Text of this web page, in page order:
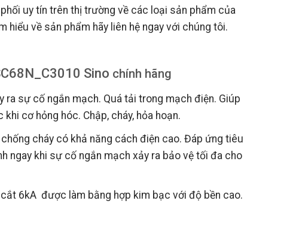
uy tín trên thị trường về các loại sản phẩm của
hiểu về sản phẩm hãy liên hệ ngay với chúng tôi.
Sino chính hãng
sự cố ngắn mạch. Quá tải trong mạch điện. Giúp
cơ hỏng hóc. Chập, cháy, hỏa hoạn.
cháy có khả năng cách điện cao. Đáp ứng tiêu
ngay khi sự cố ngắn mạch xảy ra bảo vệ tối đa cho
6kA được làm bằng hợp kim bạc với độ bền cao.